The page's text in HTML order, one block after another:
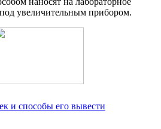
увеличительным прибором.
и способы его вывести